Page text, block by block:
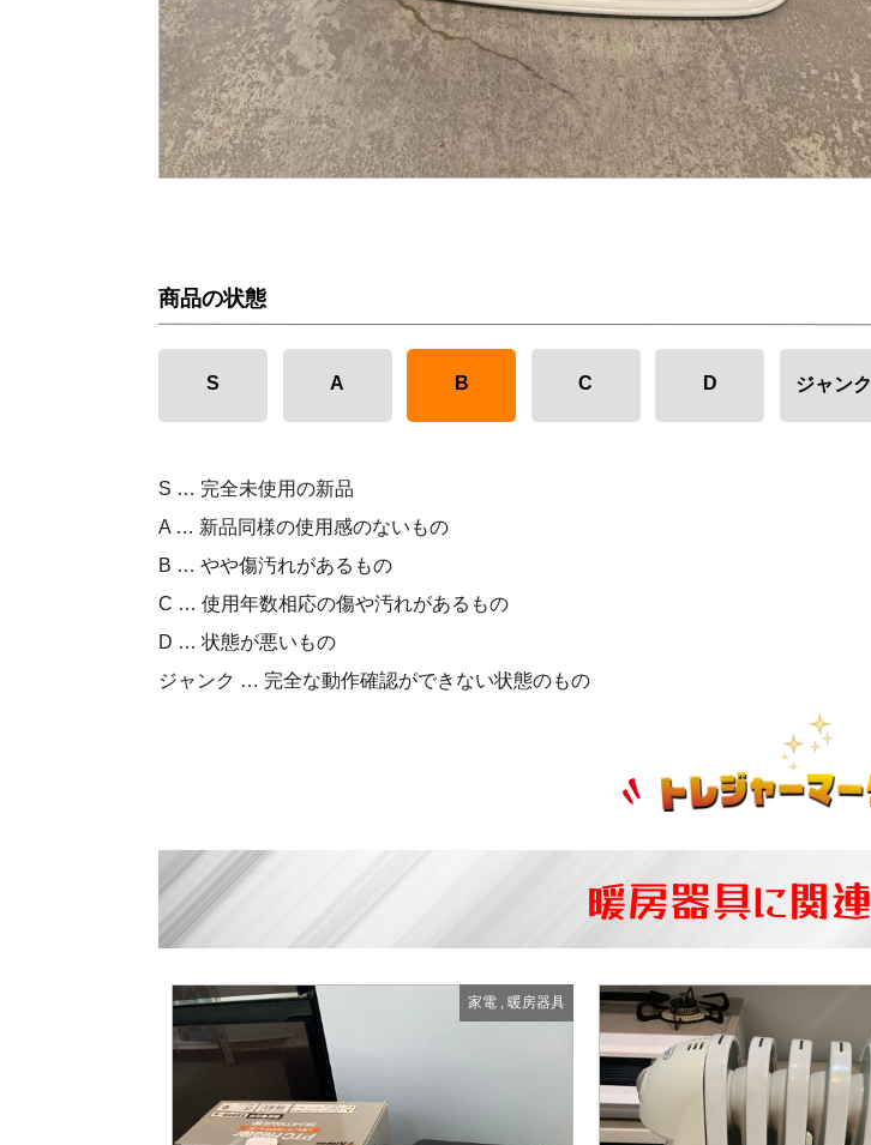
商品の状態
S A B C D ジャンク
S … 完全未使用の新品
A … 新品同様の使用感のないもの
B … やや傷汚れがあるもの
C … 使用年数相応の傷や汚れがあるもの
D … 状態が悪いもの
ジャンク … 完全な動作確認ができない状態のもの
暖房器具に関
家電, 暖房器具